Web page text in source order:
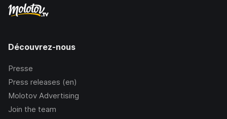
Découvrez-nous
Presse
Press releases (en)
Molotov Advertising
Join the team